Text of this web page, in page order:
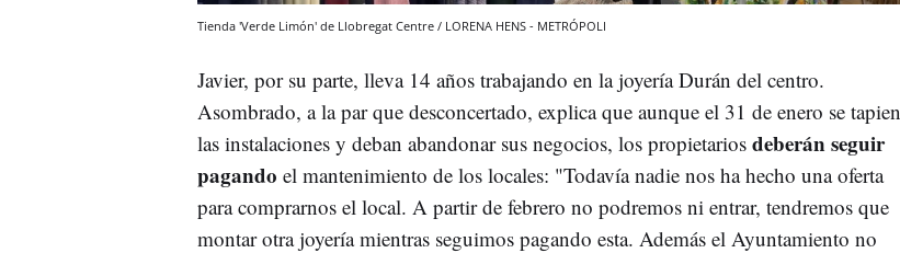
Tienda 'Verde Limón' de Llobregat Centre / LORENA HENS - METRÓPOLI
Javier, por su parte, lleva 14 años trabajando en la joyería Durán del centro.
Asombrado, a la par que desconcertado, explica que aunque el 31 de enero se tapien
las instalaciones y deban abandonar sus negocios, los propietarios deberán seguir
pagando el mantenimiento de los locales: "Todavía nadie nos ha hecho una oferta
para comprarnos el local. A partir de febrero no podremos ni entrar, tendremos que
montar otra joyería mientras seguimos pagando esta. Además el Ayuntamiento no